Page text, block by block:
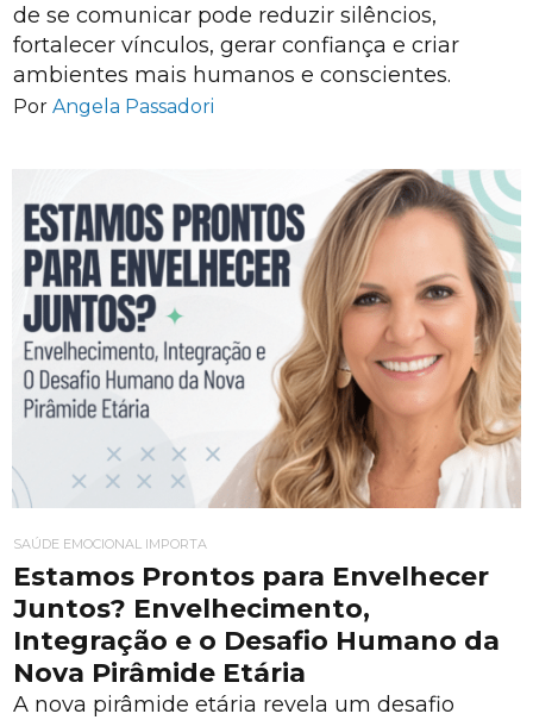
de se comunicar pode reduzir silêncios,
fortalecer vínculos, gerar confiança e criar
ambientes mais humanos e conscientes.
Por Angela Passadori
SAÚDE EMOCIONAL IMPORTA
Estamos Prontos para Envelhecer
Juntos? Envelhecimento,
Integração e o Desafio Humano da
Nova Pirâmide Etária
A nova pirâmide etária revela um desafio